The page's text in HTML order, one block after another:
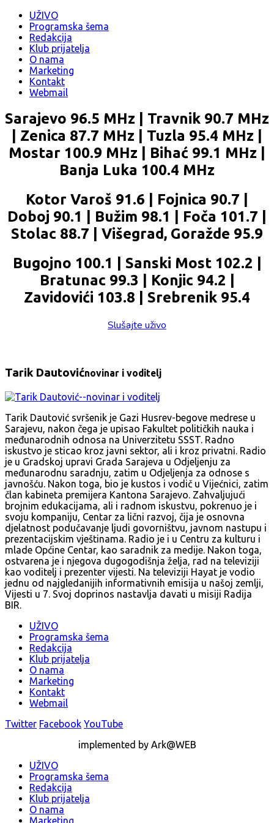
UŽIVO
Programska šema
Redakcija
Klub prijatelja
O nama
Marketing
Kontakt
Webmail
Sarajevo 96.5 MHz | Travnik 90.7 MHz
| Zenica 87.7 MHz | Tuzla 95.4 MHz |
Mostar 100.9 MHz | Bihać 99.1 MHz |
Banja Luka 100.4 MHz
Kotor Varoš 91.6 | Fojnica 90.7 |
Doboj 90.1 | Bužim 98.1 | Foča 101.7 |
Stolac 88.7 | Višegrad, Goražde 95.9
Bugojno 100.1 | Sanski Most 102.2 |
Bratunac 99.3 | Konjic 94.2 |
Zavidovići 103.8 | Srebrenik 95.4
Slušajte uživo
Tarik Dautovićnovinar i voditelj
Tarik Dautović svršenik je Gazi Husrev-begove medrese u
Sarajevu, nakon čega je upisao Fakultet političkih nauka i
međunarodnih odnosa na Univerzitetu SSST. Radno
iskustvo je sticao kroz javni sektor, ali i kroz privatni. Radio
je u Gradskoj upravi Grada Sarajeva u Odjeljenju za
međunarodnu saradnju, zatim u Odjeljenja za odnose s
javnošću. Nakon toga, bio je kustos i vodič u Vijećnici, zatim
član kabineta premijera Kantona Sarajevo. Zahvaljujući
brojnim edukacijama, ali i radnom iskustvu, pokrenuo je i
svoju kompaniju, Centar za lični razvoj, čija je osnovna
djelatnost podučavanje ljudi govorništvu, javnom nastupu i
prezentacijskim vještinama. Radio je i u Centru za kulturu i
mlade Općine Centar, kao saradnik za medije. Nakon toga,
ostvarena je i njegova dugogodišnja želja, rad na televiziji
kao voditelj i prezenter vijesti. Na televiziji Hayat je vodio
jednu od najgledanijih informativnih emisija u našoj zemlji,
Vijesti u 7. Svoj doprinos nastavlja davati u misiji Radija
BIR.
UŽIVO
Programska šema
Redakcija
Klub prijatelja
O nama
Marketing
Kontakt
Webmail
Twitter Facebook YouTube
implemented by Ark@WEB
UŽIVO
Programska šema
Redakcija
Klub prijatelja
O nama
Marketing